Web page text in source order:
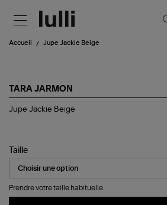
Accueil Jupe Jackie Beige
TARA JARMON
Jupe
Jupe Jackie Beige
Taille
Prendre votre taille habituelle.